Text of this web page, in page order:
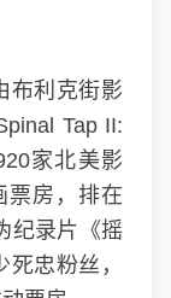
布利克街影
Tap II:
家北美影
票房，排在
纪录片《摇
忠粉丝，